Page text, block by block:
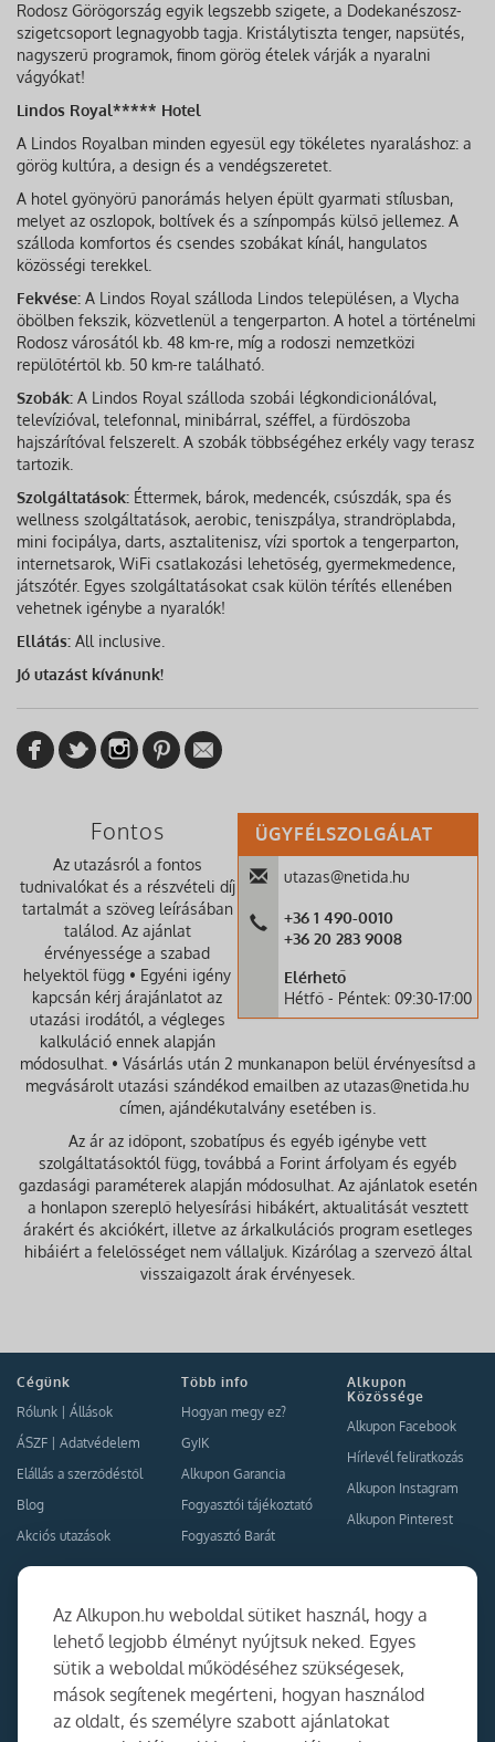
Az Alkupon.hu weboldal sütiket használ, hogy a
lehető legjobb élményt nyújtsuk neked. Egyes
sütik a weboldal működéséhez szükségesek,
mások segítenek megérteni, hogyan használod
az oldalt, és személyre szabott ajánlatokat
Rodosz Görögország egyik legszebb szigete, a Dodekanészosz-
szigetcsoport legnagyobb tagja. Kristálytiszta tenger, napsütés,
nagyszerű programok, finom görög ételek várják a nyaralni
vágyókat!
Lindos Royal***** Hotel
A Lindos Royalban minden egyesül egy tökéletes nyaraláshoz: a
görög kultúra, a design és a vendégszeretet.
A hotel gyönyörű panorámás helyen épült gyarmati stílusban,
melyet az oszlopok, boltívek és a színpompás külső jellemez. A
szálloda komfortos és csendes szobákat kínál, hangulatos
közösségi terekkel.
Fekvése: A Lindos Royal szálloda Lindos településen, a Vlycha
öbölben fekszik, közvetlenül a tengerparton. A hotel a történelmi
Rodosz városától kb. 48 km-re, míg a rodoszi nemzetközi
repülőtértől kb. 50 km-re található.
Szobák: A Lindos Royal szálloda szobái légkondicionálóval,
televízióval, telefonnal, minibárral, széffel, a fürdőszoba
hajszárítóval felszerelt. A szobák többségéhez erkély vagy terasz
tartozik.
Szolgáltatások: Éttermek, bárok, medencék, csúszdák, spa és
wellness szolgáltatások, aerobic, teniszpálya, strandröplabda,
mini focipálya, darts, asztalitenisz, vízi sportok a tengerparton,
internetsarok, WiFi csatlakozási lehetőség, gyermekmedence,
játszótér. Egyes szolgáltatásokat csak külön térítés ellenében
vehetnek igénybe a nyaralók!
Ellátás: All inclusive.
Jó utazást kívánunk!
ÜGYFÉLSZOLGÁLAT
utazas@netida.hu
+36 1 490-0010
+36 20 283 9008
Elérhető
Hétfő - Péntek: 09:30-17:00
Fontos
Az utazásról a fontos
tudnivalókat és a részvételi díj
tartalmát a szöveg leírásában
találod. Az ajánlat
érvényessége a szabad
helyektől függ • Egyéni igény
kapcsán kérj árajánlatot az
utazási irodától, a végleges
kalkuláció ennek alapján
módosulhat. • Vásárlás után 2 munkanapon belül érvényesítsd a
megvásárolt utazási szándékod emailben az utazas@netida.hu
címen, ajándékutalvány esetében is.
Az ár az időpont, szobatípus és egyéb igénybe vett
szolgáltatásoktól függ, továbbá a Forint árfolyam és egyéb
gazdasági paraméterek alapján módosulhat. Az ajánlatok esetén
a honlapon szereplő helyesírási hibákért, aktualitását vesztett
árakért és akciókért, illetve az árkalkulációs program esetleges
hibáiért a felelősséget nem vállaljuk. Kizárólag a szervező által
visszaigazolt árak érvényesek.
Cégünk
Rólunk
Állások
ÁSZF
Adatvédelem
Elállás a szerződéstől
Blog
Akciós utazások
Több info
Hogyan megy ez?
GyIK
Alkupon Garancia
Fogyasztói tájékoztató
Fogyasztó Barát
Alkupon
Közössége
Alkupon Facebook
Hírlevél feliratkozás
Alkupon Instagram
Alkupon Pinterest
Együttműködés
Kapcsolat
Ajánlj nekünk!
Partner Belépés